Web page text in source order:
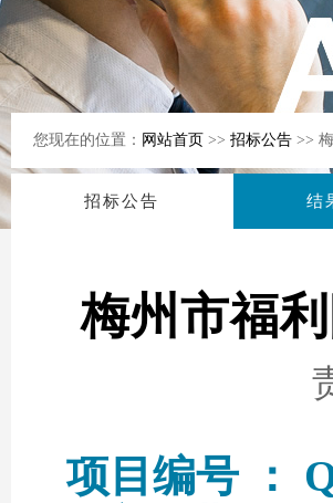
有限公司
您现在的位置： 网站首页 >> 招标公告 >>
招标公告 结
梅州市福
项目编号 ：